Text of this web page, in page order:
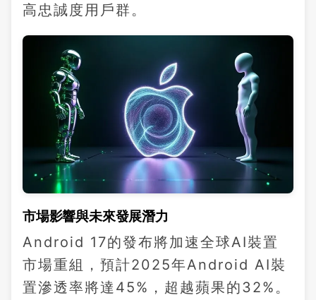
高忠誠度用戶群。
市場影響與未來發展潛力
Android 17的發布將加速全球AI裝置
市場重組，預計2025年Android AI裝
置滲透率將達45%，超越蘋果的32%。